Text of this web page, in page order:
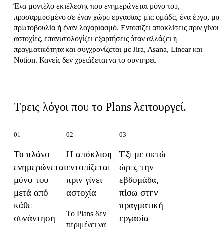
Ένα μοντέλο εκτέλεσης που ενημερώνεται μόνο του,
προσαρμοσμένο σε έναν χώρο εργασίας: μια ομάδα, ένα έργο,
πρωτοβουλία ή έναν λογαριασμό. Εντοπίζει αποκλίσεις πριν
αστοχίες, επανυπολογίζει εξαρτήσεις όταν αλλάζει η
πραγματικότητα και συγχρονίζεται με Jira, Asana, Linear και
Notion. Κανείς δεν χρειάζεται να το συντηρεί.
Τρεις λόγοι που το Plans λειτουργεί.
01
Το πλάνο
ενημερώνεται
μόνο του
μετά από
κάθε
συνάντηση
02
Η απόκλιση
εντοπίζεται
πριν γίνει
αστοχία
Το Plans δεν
περιμένει να
03
Έξι με οκτώ
ώρες την
εβδομάδα,
πίσω στην
πραγματική
εργασία